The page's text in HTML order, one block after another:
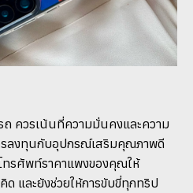
ถ ควรเน้นที่ความมั่นคงและความ
รลงทุนกับอุปกรณ์เสริมคุณภาพดี
ทรศัพท์ราคาแพงของคุณให้
และยังช่วยให้การขับขี่ทุกทริป